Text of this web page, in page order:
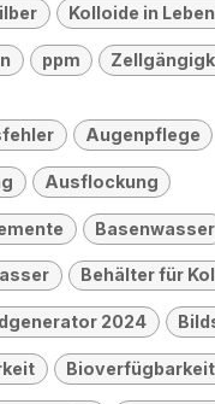
Kolloide in
ppm
Augenpflege
Ausflockung
Basenwasser
Behälter für
2024